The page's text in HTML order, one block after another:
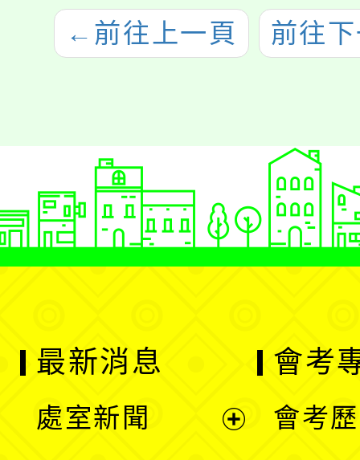
← 前往上一頁 前往
最新消息
處室新聞
會考
會考